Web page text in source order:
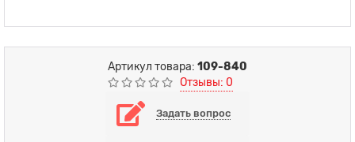
Артикул товара: 109-840
Отзывы: 0
Задать вопрос